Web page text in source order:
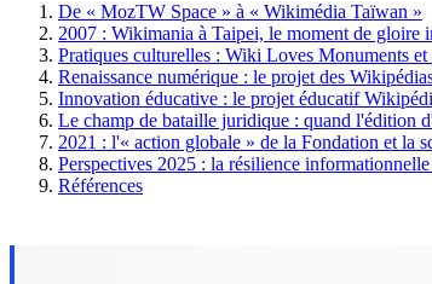
De « MozTW Space » à « Wikimédia Taïwan »
2007 : Wikimania à Taipei, le moment de gloire
Pratiques culturelles : Wiki Loves Monuments
Renaissance numérique : le projet des
Innovation éducative : le projet éducatif
Le champ de bataille juridique : quand l'édition
2021 : l'« action globale » de la Fondation et la
Perspectives 2025 : la résilience
Références